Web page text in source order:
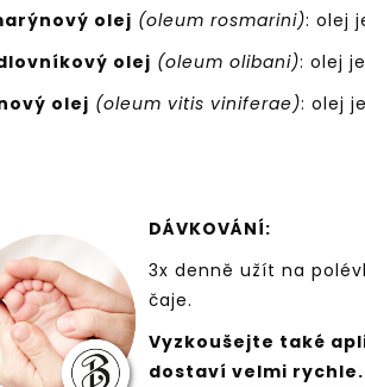
olej (oleum rosmarini): olej
olej (oleum olibani): olej
olej (oleum vitis viniferae): olej
DÁVKOVÁNÍ:
3x denně užít na
čaje.
Vyzkoušejte také
dostaví velmi